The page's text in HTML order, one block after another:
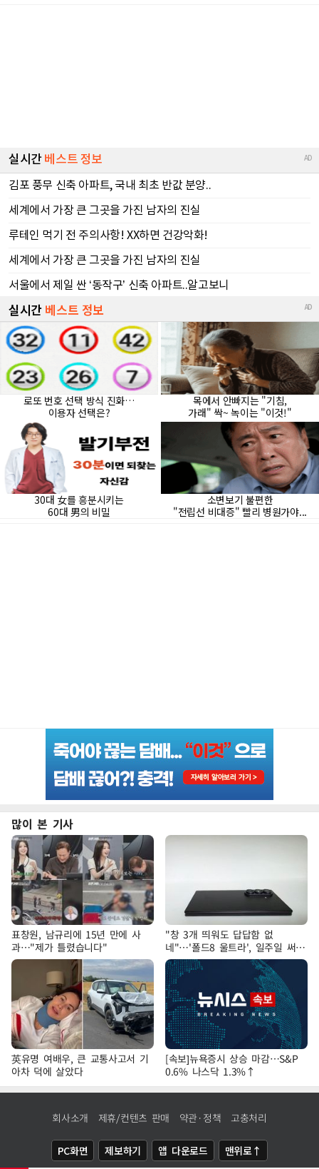
많이 본 기사
표창원, 남규리에 15년 만에 사
과…"제가 틀렸습니다"
"창 3개 띄워도 답답함 없
네"…'폴드8 울트라', 일주일 써보
니
英유명 여배우, 큰 교통사고서 기
아차 덕에 살았다
[속보]뉴욕증시 상승 마감…S&P
0.6% 나스닥 1.3%↑
회사소개 제휴/컨텐츠 판매 약관·정책 고충처리
PC화면 제보하기 앱 다운로드 맨위로↑